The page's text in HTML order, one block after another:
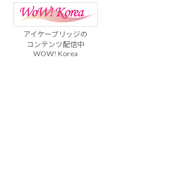
アイケーブリッジの
コンテンツ配信中
WOW! Korea